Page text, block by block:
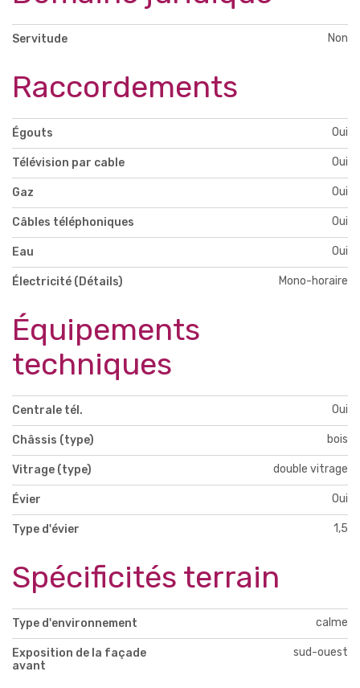
Servitude Non
Raccordements
Égouts Oui
Télévision par cable Oui
Gaz Oui
Câbles téléphoniques Oui
Eau Oui
Électricité (Détails) Mono-horaire
Équipements
techniques
Centrale tél. Oui
Châssis (type) bois
Vitrage (type) double vitrage
Évier Oui
Type d'évier 1,5
Spécificités terrain
Type d'environnement calme
Exposition de la façade
avant
sud-ouest